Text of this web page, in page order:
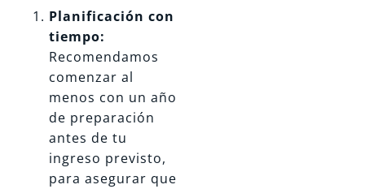
Planificación con
tiempo:
Recomendamos
comenzar al
menos con un año
de preparación
antes de tu
ingreso previsto,
para asegurar que